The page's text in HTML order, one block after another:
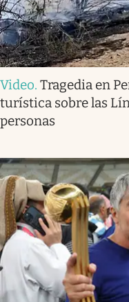
Video. Tragedia en
turística sobre las
personas